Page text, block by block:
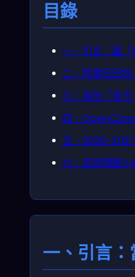
目錄
一、引言：當「
二、阿里巴巴
三、為何「多
四、OpenClaw
五、2026-
六、常見問題
一、引言：